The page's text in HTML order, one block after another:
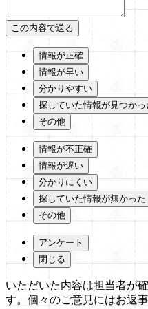
情報が正確
情報が早い
分かりやすい
探していた情報が見つかっ
その他
情報が不正確
情報が遅い
分かりにくい
探していた情報が無かった
その他
アンケート
閉じる
いただいた内容は担当者が
す。個々のご意見にはお返